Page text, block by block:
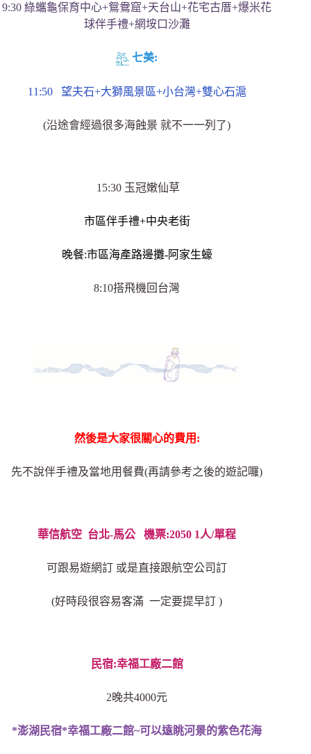
9:30 綠蠵龜保育中心+鴛鴦窟+天台山+花宅古厝+爆米花
球伴手禮+網垵口沙灘
七美:
11:50 望夫石+大獅風景區+小台灣+雙心石滬
(沿途會經過很多海蝕景 就不一一列了)
15:30 玉冠嫩仙草
市區伴手禮+中央老街
晚餐:市區海產路邊攤-阿家生蠔
8:10搭飛機回台灣
然後是大家很關心的費用:
先不說伴手禮及當地用餐費(再請參考之後的遊記囉)
華信航空 台北-馬公 機票:2050 1人/單程
可跟易遊網訂 或是直接跟航空公司訂
(好時段很容易客滿 一定要提早訂 )
民宿:幸福工廠二館
2晚共4000元
*澎湖民宿*幸福工廠二館~可以遠眺河景的紫色花海